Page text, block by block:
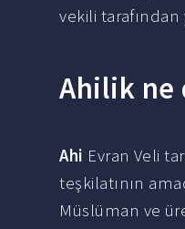
vekili tarafından
Ahilik ne
Ahi Evran Veli
teşkilatının
Müslüman ve